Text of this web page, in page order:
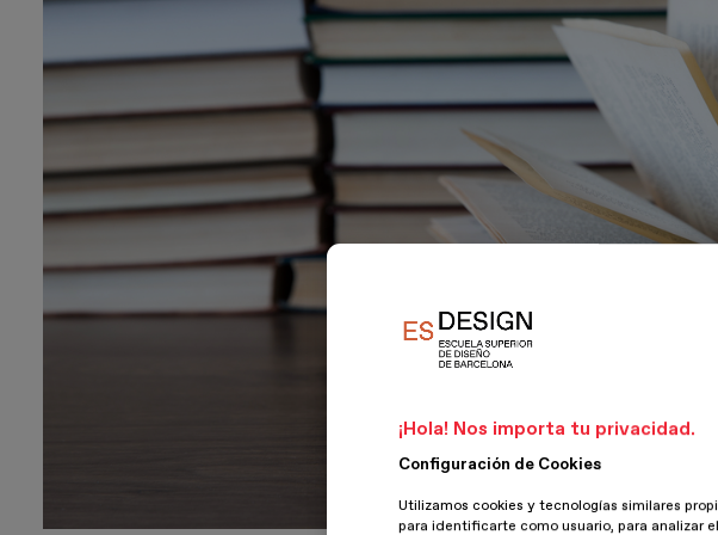
¡Hola! Nos importa tu privacidad.
Configuración de Cookies
Utilizamos cookies y tecnologías similares
para identificarte como usuario, para analizar